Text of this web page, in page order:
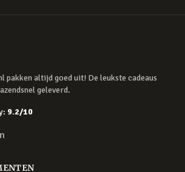
pakken altijd goed uit! De leukste cadeaus
geleverd.
: 9.2/10